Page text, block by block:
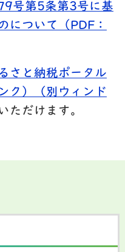
号第5条第3号に基
について（PDF：
さと納税ポータル
ク）（別ウィンド
ただけます。